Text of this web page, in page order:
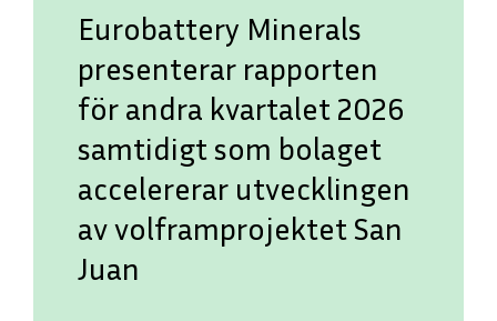
Eurobattery Minerals
presenterar rapporten
för andra kvartalet 2026
samtidigt som bolaget
accelererar utvecklingen
av volframprojektet San
Juan